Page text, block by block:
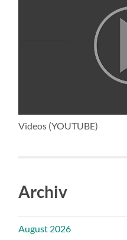
Videos (YOUTUBE)
Archiv
August 2026